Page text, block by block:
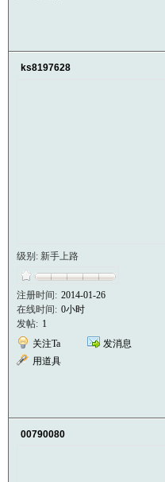
ks8197628
级别: 新手上路
注册时间: 2014-01-26
在线时间: 0小时
发帖: 1
关注Ta
发消息
用道具
00790080